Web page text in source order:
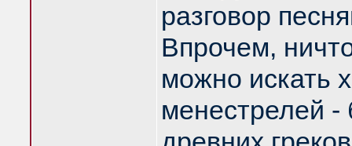
разговор
Впрочем,
можно искать
менестрелей -